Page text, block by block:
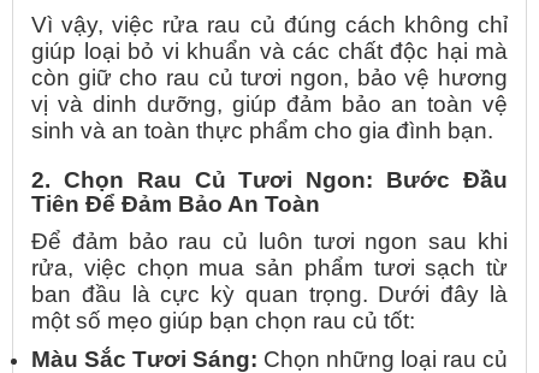
Vì vậy, việc rửa rau củ đúng cách không chỉ
giúp loại bỏ vi khuẩn và các chất độc hại mà
còn giữ cho rau củ tươi ngon, bảo vệ hương
vị và dinh dưỡng, giúp đảm bảo an toàn vệ
sinh và an toàn thực phẩm cho gia đình bạn.
2. Chọn Rau Củ Tươi Ngon: Bước Đầu
Tiên Để Đảm Bảo An Toàn
Để đảm bảo rau củ luôn tươi ngon sau khi
rửa, việc chọn mua sản phẩm tươi sạch từ
ban đầu là cực kỳ quan trọng. Dưới đây là
một số mẹo giúp bạn chọn rau củ tốt:
Màu Sắc Tươi Sáng: Chọn những loại rau củ